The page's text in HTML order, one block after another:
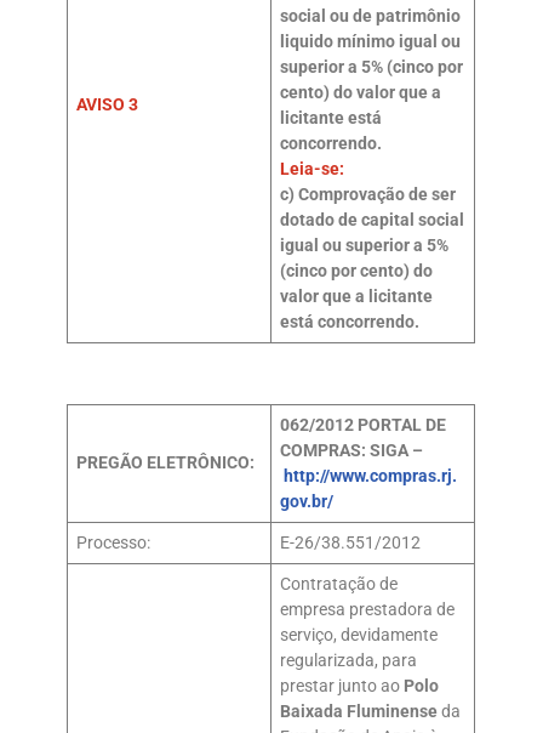
AVISO 3
social ou de patrimônio
liquido mínimo igual ou
superior a 5% (cinco por
cento) do valor que a
licitante está
concorrendo.
Leia-se:
c) Comprovação de ser
dotado de capital social
igual ou superior a 5%
(cinco por cento) do
valor que a licitante
está concorrendo.
PREGÃO ELETRÔNICO:
062/2012 PORTAL DE
COMPRAS: SIGA –
http://www.compras.rj.
gov.br/
Processo: E-26/38.551/2012
Contratação de
empresa prestadora de
serviço, devidamente
regularizada, para
prestar junto ao Polo
Baixada Fluminenseda